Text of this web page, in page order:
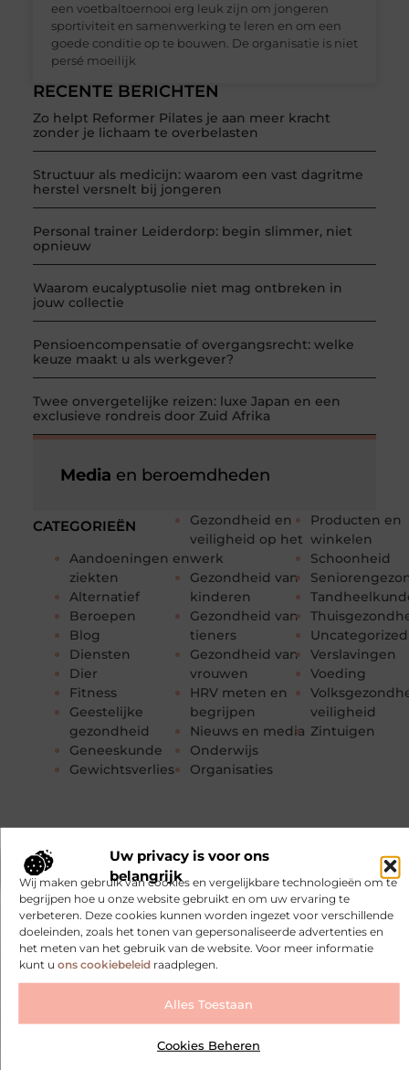
Uw privacy is voor ons
belangrijk
Wij maken gebruik van cookies en vergelijkbare technologieën om te
begrijpen hoe u onze website gebruikt en om uw ervaring te
verbeteren. Deze cookies kunnen worden ingezet voor verschillende
doeleinden, zoals het tonen van gepersonaliseerde advertenties en
het meten van het gebruik van de website. Voor meer informatie
kunt u ons cookiebeleidraadplegen.
Alles Toestaan
Cookies Beheren
RECENTE BERICHTEN
Zo helpt Reformer Pilates je aan meer kracht
zonder je lichaam te overbelasten
Structuur als medicijn: waarom een vast dagritme
herstel versnelt bij jongeren
Personal trainer Leiderdorp: begin slimmer, niet
opnieuw
Waarom eucalyptusolie niet mag ontbreken in
jouw collectie
Pensioencompensatie of overgangsrecht: welke
keuze maakt u als werkgever?
Twee onvergetelijke reizen: luxe Japan en een
exclusieve rondreis door Zuid Afrika
CATEGORIEËN
Aandoeningen en
ziekten
Alternatief
Beroepen
Blog
Diensten
Dier
Fitness
Geestelijke
gezondheid
Geneeskunde
Gewichtsverlies
Gezondheid en
veiligheid op het
werk
Gezondheid van
kinderen
Gezondheid van
tieners
Gezondheid van
vrouwen
HRV meten en
begrijpen
Nieuws en media
Onderwijs
Organisaties
Producten en
winkelen
Schoonheid
Uncategorized
Verslavingen
Voeding
veiligheid
Zintuigen
Media en beroemdheden
een voetbaltoernooi erg leuk zijn om jongeren
sportiviteit en samenwerking te leren en om een
goede conditie op te bouwen. De organisatie is niet
persé moeilijk